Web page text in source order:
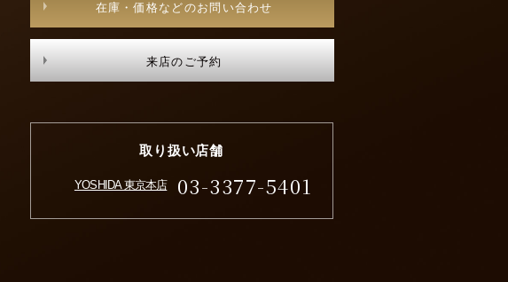
在庫・価格などのお問い合わせ
来店のご予約
取り扱い店舗
YOSHIDA 東京本店 03-3377-5401